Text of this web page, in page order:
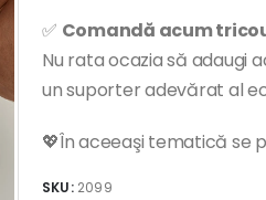
✅ Comandă acum
Nu rata ocazia să adaugi
un suporter adevărat al
💖În aceeaşi tematică se
SKU: 2099